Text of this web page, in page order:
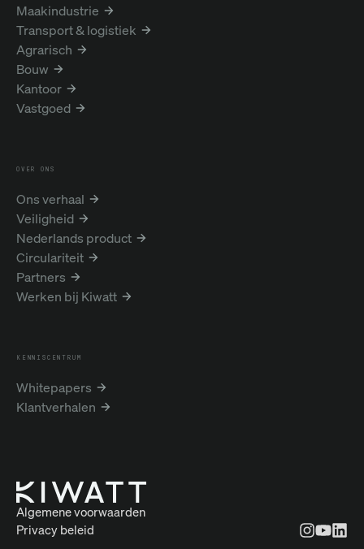
Maakindustrie
Transport & logistiek
Agrarisch
Bouw
Kantoor
Vastgoed
OVER ONS
Ons verhaal
Veiligheid
Nederlands product
Circulariteit
Partners
Werken bij Kiwatt
KENNISCENTRUM
Whitepapers
Klantverhalen
Algemene voorwaarden
Privacy beleid